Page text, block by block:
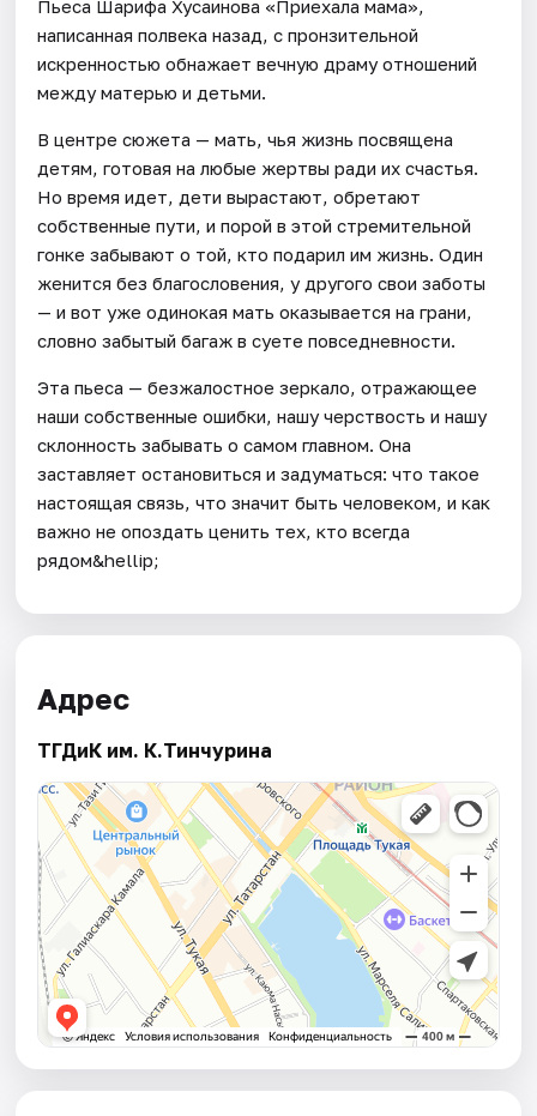
Пьеса Шарифа Хусаинова «Приехала мама»,
написанная полвека назад, с пронзительной
искренностью обнажает вечную драму отношений
между матерью и детьми.
В центре сюжета — мать, чья жизнь посвящена
детям, готовая на любые жертвы ради их счастья.
Но время идет, дети вырастают, обретают
собственные пути, и порой в этой стремительной
гонке забывают о той, кто подарил им жизнь. Один
женится без благословения, у другого свои заботы
— и вот уже одинокая мать оказывается на грани,
словно забытый багаж в суете повседневности.
Эта пьеса — безжалостное зеркало, отражающее
наши собственные ошибки, нашу черствость и нашу
склонность забывать о самом главном. Она
заставляет остановиться и задуматься: что такое
настоящая связь, что значит быть человеком, и как
важно не опоздать ценить тех, кто всегда
рядом&hellip;
Адрес
ТГДиК им. К.Тинчурина